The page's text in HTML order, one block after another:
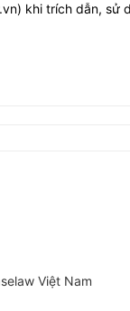
) khi trích dẫn, sử
Việt Nam